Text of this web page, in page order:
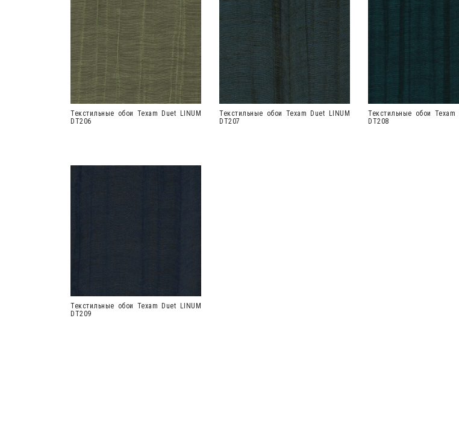
Текстильные обои Texam Duet LINUM
DT206
Текстильные обои Texam Duet LINUM
DT207
Текстильные обои Texam
DT208
Текстильные обои Texam Duet LINUM
DT209